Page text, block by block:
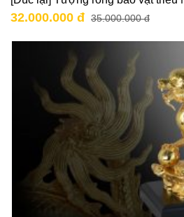
32.000.000 đ 35.000.000 đ